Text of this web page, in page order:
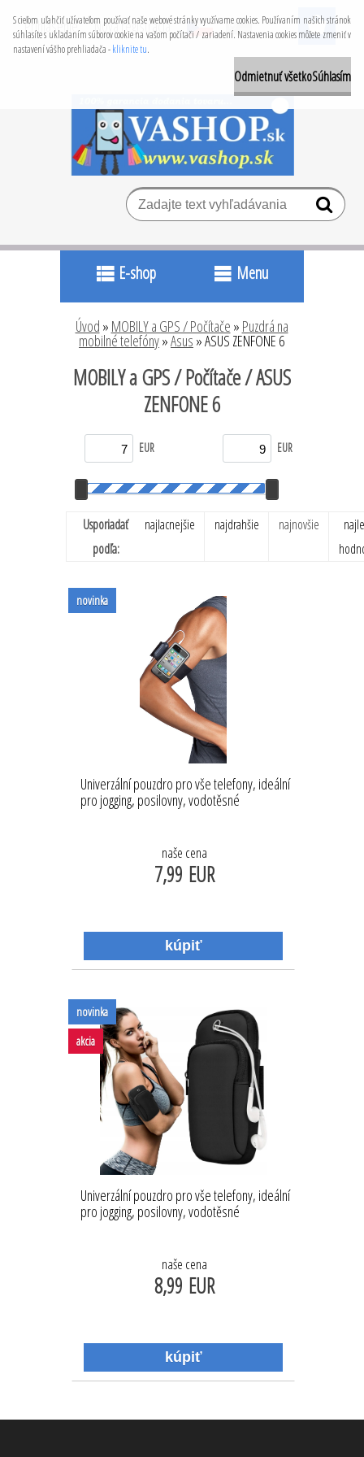
S cieľom uľahčiť užívateľom používať naše webové stránky využívame cookies. Používaním našich stránok
súhlasíte s ukladaním súborov cookie na vašom počítači / zariadení. Nastavenia cookies môžete zmeniť v
nastavení vášho prehliadača -kliknite tu.
Odmietnuť všetkoSúhlasím
Prihlásenie Nová registrácia
E-shop Menu
Úvod » MOBILY a GPS / Počítače » Puzdrá na
mobilné telefóny»Asus »ASUS ZENFONE 6
MOBILY a GPS / Počítače / ASUS
ZENFONE 6
EUR EUR
Usporiadať
podľa:
najlacnejšie najdrahšie najnovšie
Univerzální pouzdro pro vše telefony, ideální
pro jogging, posilovny, vodotěsné
naše cena
7,99 EUR
novinka
Univerzální pouzdro pro vše telefony, ideální
pro jogging, posilovny, vodotěsné
naše cena
8,99 EUR
novinka
akcia